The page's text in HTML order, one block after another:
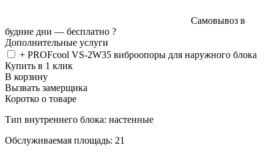
Самовывоз в
будние дни — бесплатно ?
Дополнительные услуги
+ PROFcool VS-2W35 виброопоры для наружного блока
Купить в 1 клик
В корзину
Вызвать замерщика
Коротко о товаре
Тип внутреннего блока: настенные
Обслуживаемая площадь: 21